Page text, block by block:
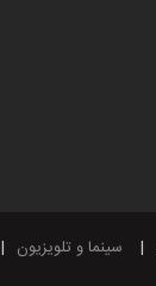
سینما و تلویزیون